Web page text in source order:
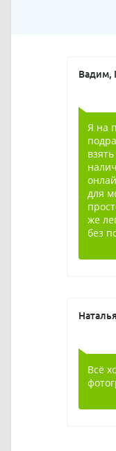
Вадим,
Я на
для
же
без
Всё